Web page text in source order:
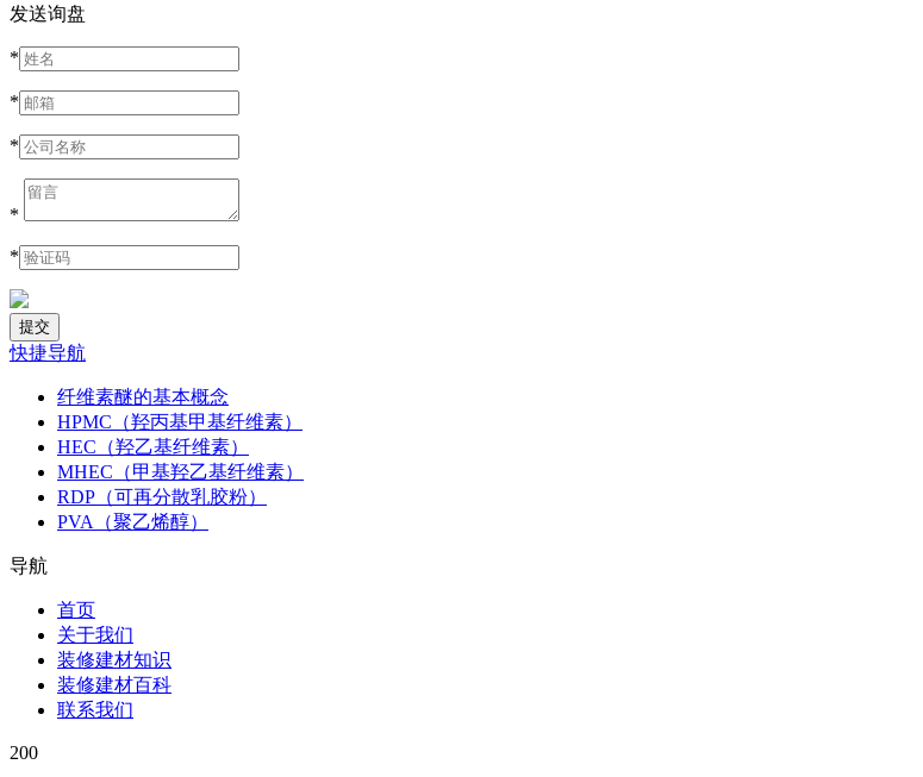
发送询盘
*
*
*
*
*
快捷导航
纤维素醚的基本概念
HPMC（羟丙基甲基纤维素）
HEC（羟乙基纤维素）
MHEC（甲基羟乙基纤维素）
RDP（可再分散乳胶粉）
PVA（聚乙烯醇）
导航
首页
关于我们
装修建材知识
装修建材百科
联系我们
200